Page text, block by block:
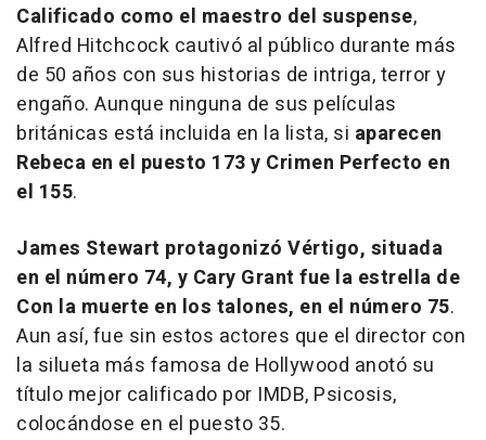
Calificado como el maestro del suspense,
Alfred Hitchcock cautivó al público durante más
de 50 años con sus historias de intriga, terror y
engaño. Aunque ninguna de sus películas
británicas está incluida en la lista, si aparecen
Rebeca en el puesto 173 y Crimen Perfecto en
el 155.
James Stewart protagonizó Vértigo, situada
en el número 74, y Cary Grant fue la estrella de
Con la muerte en los talones, en el número 75.
Aun así, fue sin estos actores que el director con
la silueta más famosa de Hollywood anotó su
título mejor calificado por IMDB, Psicosis,
colocándose en el puesto 35.